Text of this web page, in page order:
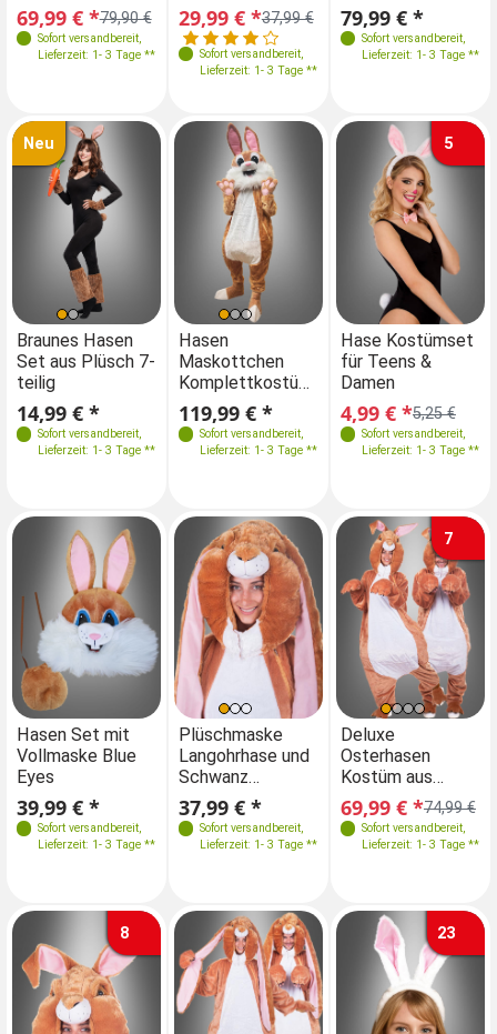
79,90 €
69,99 € *
Sofort versandbereit,
Lieferzeit: 1- 3 Tage **
M-XXL 79,90 €
69,99 € *
Sofort versandbereit,
Lieferzeit: 1- 3 Tage **
37,99 €
29,99 € *
Sofort versandbereit,
Lieferzeit: 1- 3 Tage **
79,99 € *
Sofort versandbereit,
Lieferzeit: 1- 3 Tage **
Neu
Braunes Hasen
Set aus Plüsch 7-
teilig
14,99 € *
Sofort versandbereit,
Lieferzeit: 1- 3 Tage **
Einheitsgröße
34-42
Braunes Hasen
Set aus Plüsch 7-
teilig
14,99 € *
Sofort versandbereit,
Lieferzeit: 1- 3 Tage **
Einheitsgröße
M-XXL
Hasen
Maskottchen
Komplettkostüm
waschbar
119,99 € *
Sofort versandbereit,
Lieferzeit: 1- 3 Tage **
Einheitsgröße
M-XXL
5
Einheitsgröße
32-40
Hase Kostümset
für Teens &
Damen
5,25 €
4,99 € *
Sofort versandbereit,
Lieferzeit: 1- 3 Tage **
Hasen Set mit
Vollmaske Blue
Eyes
39,99 € *
Sofort versandbereit,
Lieferzeit: 1- 3 Tage **
Einheitsgröße
32-64
Hasen Set mit
Vollmaske Blue
Eyes
39,99 € *
Sofort versandbereit,
Lieferzeit: 1- 3 Tage **
Plüschmaske
Langohrhase und
Schwanz
waschbar
37,99 € *
Sofort versandbereit,
Lieferzeit: 1- 3 Tage **
7
Einheitsgröße
M-XXL
Deluxe
Osterhasen
Kostüm aus
Plüsch waschbar
74,99 €
69,99 € *
Sofort versandbereit,
Lieferzeit: 1- 3 Tage **
8 23